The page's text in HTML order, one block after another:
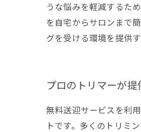
うな悩みを軽減するた
を自宅からサロンまで
グを受ける環境を提供
プロのトリマーが
無料送迎サービスを利
トです。多くのトリミ